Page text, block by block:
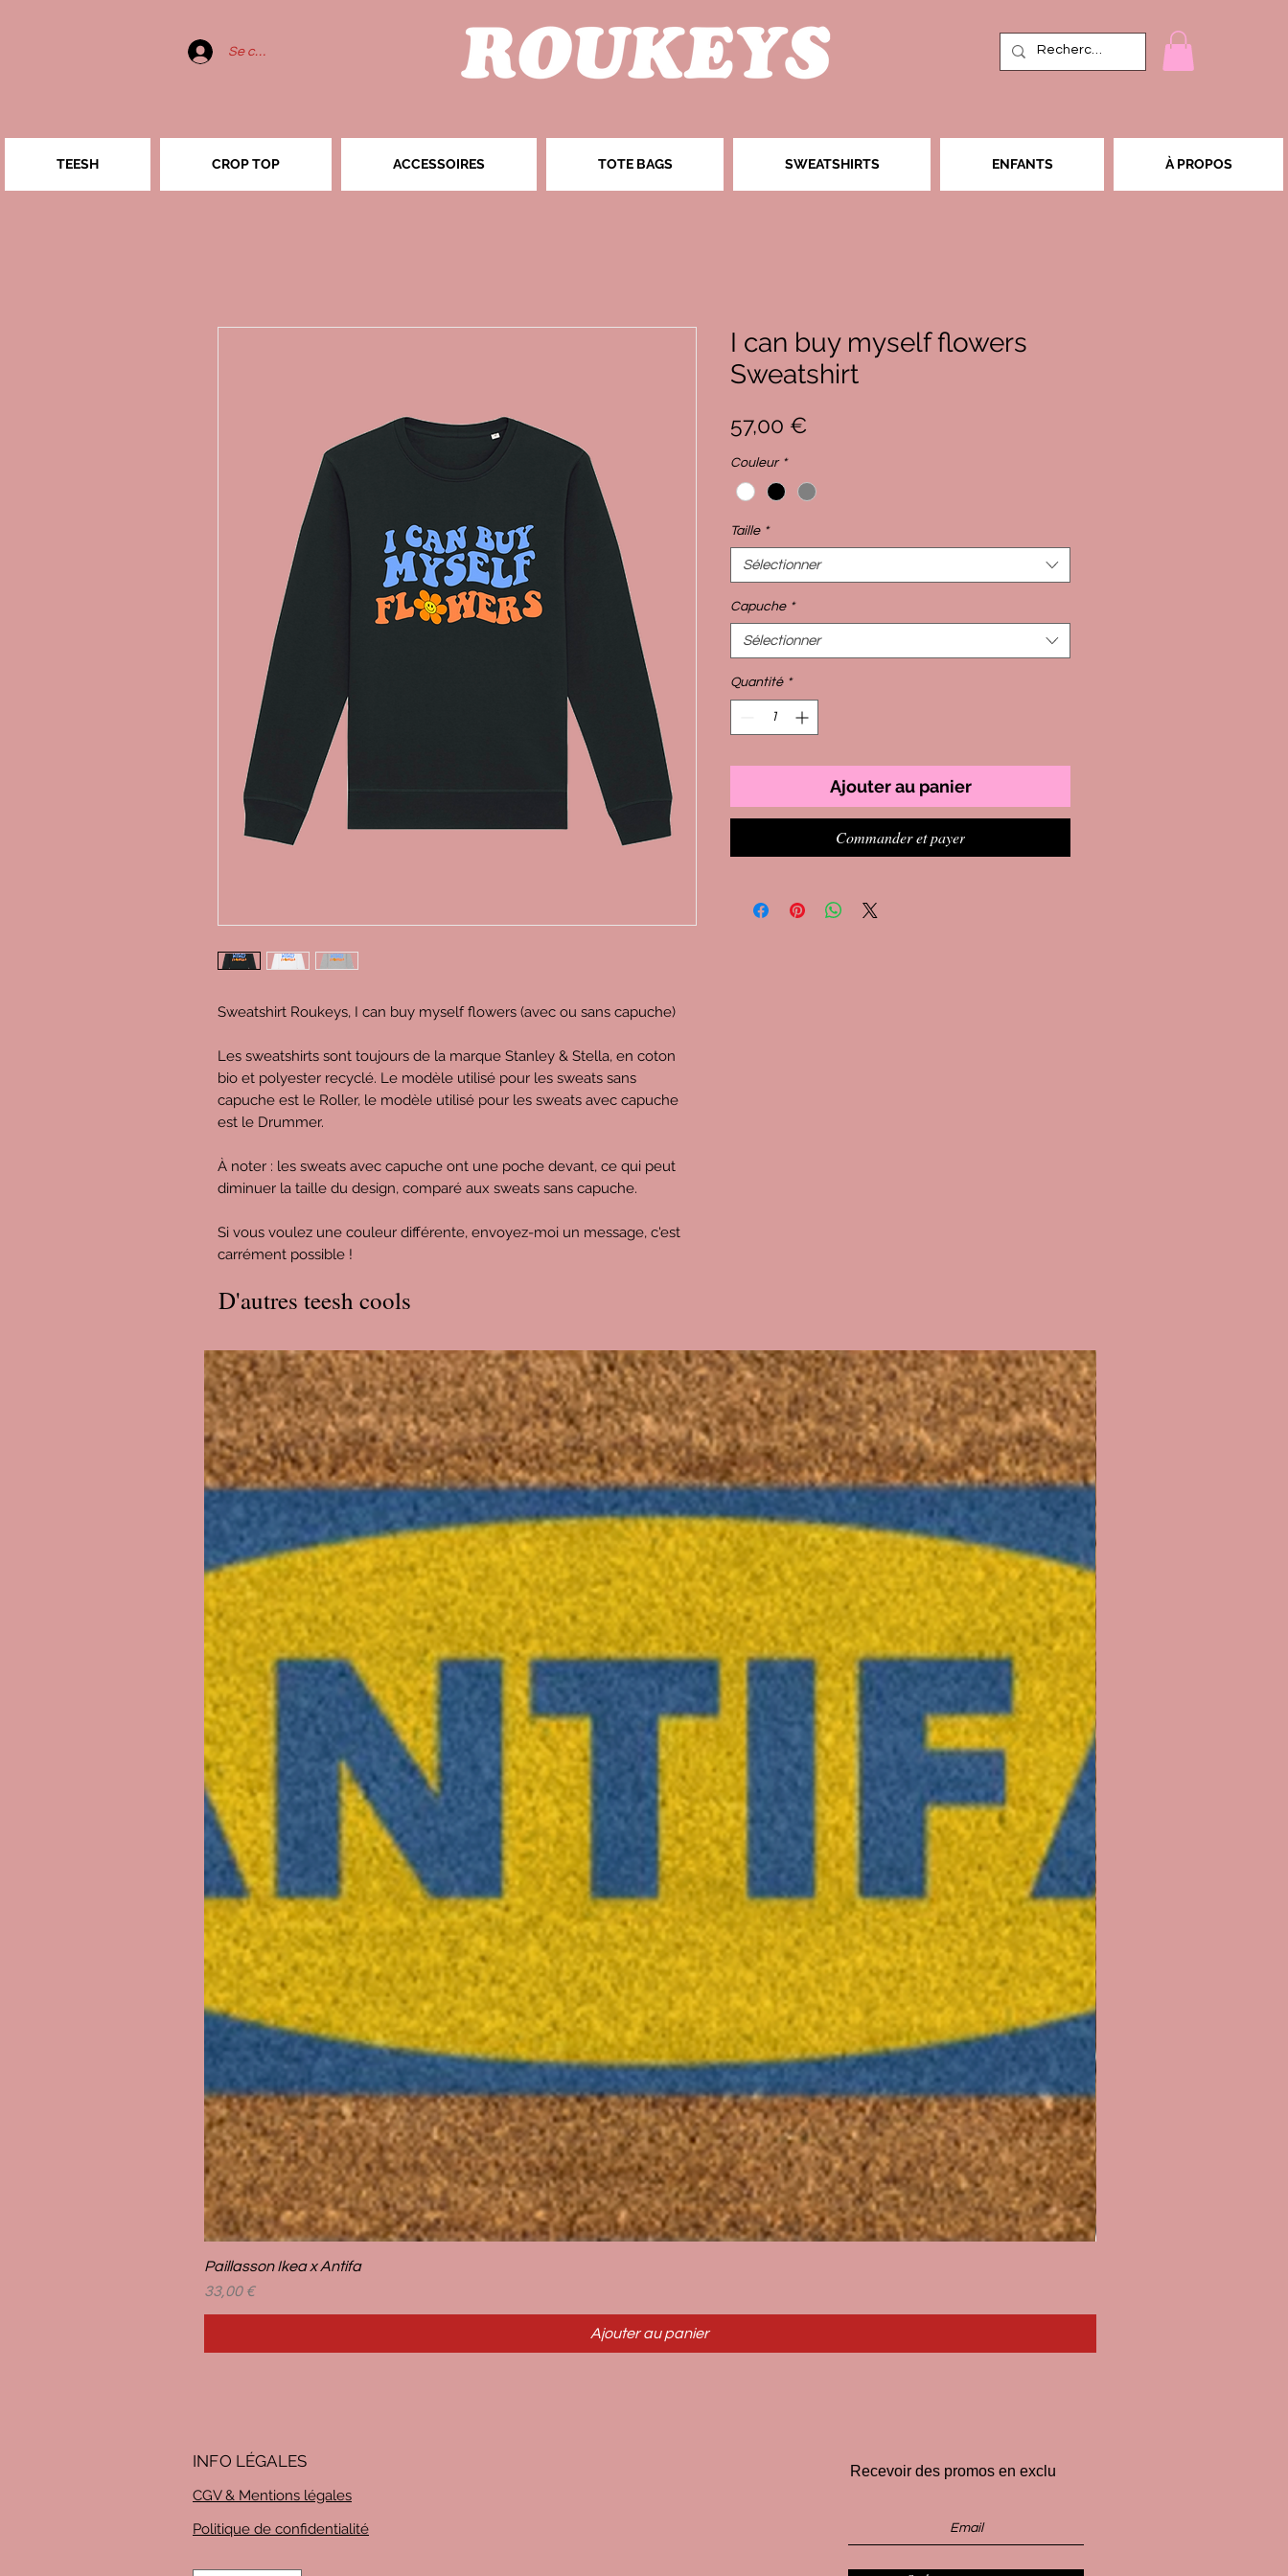
Se connecter
TEESH CROP TOP ACCESSOIRES TOTE BAGS SWEATSHIRTS ENFANTS À PROPOS
Sweatshirt Roukeys, I can buy myself flowers (avec ou sans capuche)
Les sweatshirts sont toujours de la marque Stanley & Stella, en coton
bio et polyester recyclé. Le modèle utilisé pour les sweats sans
capuche est le Roller, le modèle utilisé pour les sweats avec capuche
est le Drummer.
À noter : les sweats avec capuche ont une poche devant, ce qui peut
diminuer la taille du design, comparé aux sweats sans capuche.
Si vous voulez une couleur différente, envoyez-moi un message, c'est
carrément possible !
I can buy myself flowers
Sweatshirt
57,00 €
Couleur *
Taille *
Sélectionner
Capuche *
Sélectionner
Quantité *
Ajouter au panier
Commander et payer
D'autres teesh cools
Paillasson Ikea x Antifa
Prix
33,00 €
Ajouter au panier
INFO LÉGALES
CGV & Mentions légales
Politique de confidentialité
Recevoir des promos en exclu